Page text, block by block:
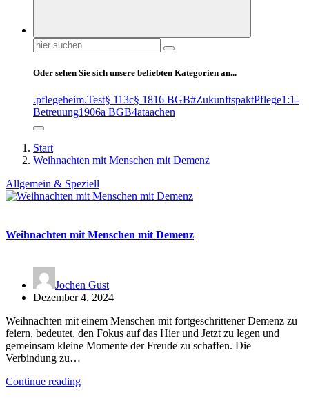
Suchen
nach:
Oder sehen Sie sich unsere beliebten Kategorien an...
.pflegeheim.Test§ 113c§ 1816 BGB#ZukunftspaktPflege1:1-
Betreuung1906a BGB4ataachen
Start
Weihnachten mit Menschen mit Demenz
Allgemein & Speziell
Weihnachten mit Menschen mit Demenz
Jochen Gust
Dezember 4, 2024
Weihnachten mit einem Menschen mit fortgeschrittener Demenz zu
feiern, bedeutet, den Fokus auf das Hier und Jetzt zu legen und
gemeinsam kleine Momente der Freude zu schaffen. Die
Verbindung zu…
Continue reading